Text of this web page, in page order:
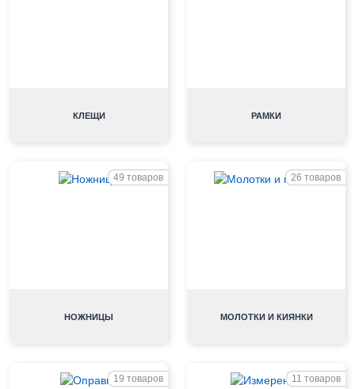
КЛЕЩИ РАМКИ
49 товаров
НОЖНИЦЫ
26 товаров
МОЛОТКИ И КИЯНКИ
19 товаров 11 товаров